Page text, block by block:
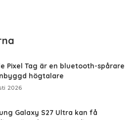
Pixel Tag är en bluetooth-spårare
högtalare
2026
Galaxy S27 Ultra kan få